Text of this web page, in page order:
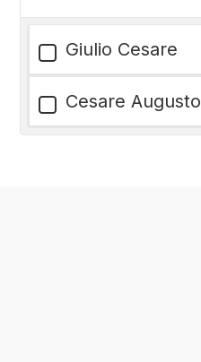
Giulio Cesare
Cesare Augusto